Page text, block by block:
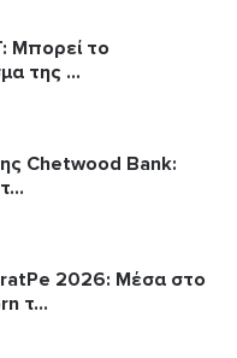
Μπορεί το
της ...
Chetwood Bank:
2026: Μέσα στο
τ...